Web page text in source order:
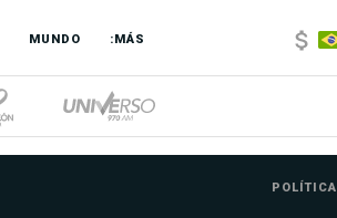
MUNDO :MÁS
POLÍTICA